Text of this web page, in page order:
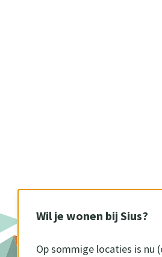
Wil je wonen bij Sius?
Op sommige locaties is nu